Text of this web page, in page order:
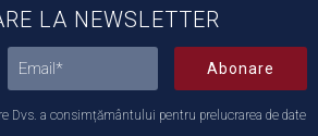
LA NEWSLETTER
Abonare
Dvs. a consimțământului pentru prelucrarea de date